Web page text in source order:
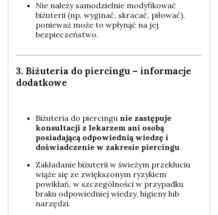
Nie należy samodzielnie modyfikować
biżuterii (np. wyginać, skracać, piłować),
ponieważ może to wpłynąć na jej
bezpieczeństwo.
3. Biżuteria do piercingu – informacje
dodatkowe
Biżuteria do piercingu nie zastępuje
konsultacji z lekarzem ani osobą
posiadającą odpowiednią wiedzę i
doświadczenie w zakresie piercingu.
Zakładanie biżuterii w świeżym przekłuciu
wiąże się ze zwiększonym ryzykiem
powikłań, w szczególności w przypadku
braku odpowiedniej wiedzy, higieny lub
narzędzi.